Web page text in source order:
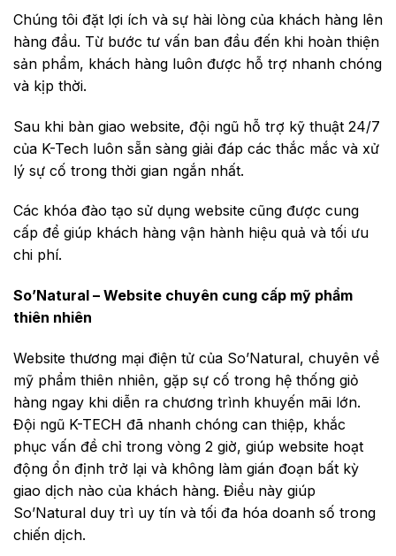
Chúng tôi đặt lợi ích và sự hài lòng của khách hàng lên
hàng đầu. Từ bước tư vấn ban đầu đến khi hoàn thiện
sản phẩm, khách hàng luôn được hỗ trợ nhanh chóng
và kịp thời.
Sau khi bàn giao website, đội ngũ hỗ trợ kỹ thuật 24/7
của K-Tech luôn sẵn sàng giải đáp các thắc mắc và xử
lý sự cố trong thời gian ngắn nhất.
Các khóa đào tạo sử dụng website cũng được cung
cấp để giúp khách hàng vận hành hiệu quả và tối ưu
chi phí.
So’Natural – Website chuyên cung cấp mỹ phẩm
thiên nhiên
Website thương mại điện tử của So’Natural, chuyên về
mỹ phẩm thiên nhiên, gặp sự cố trong hệ thống giỏ
hàng ngay khi diễn ra chương trình khuyến mãi lớn.
Đội ngũ K-TECH đã nhanh chóng can thiệp, khắc
phục vấn đề chỉ trong vòng 2 giờ, giúp website hoạt
động ổn định trở lại và không làm gián đoạn bất kỳ
giao dịch nào của khách hàng. Điều này giúp
So’Natural duy trì uy tín và tối đa hóa doanh số trong
chiến dịch.